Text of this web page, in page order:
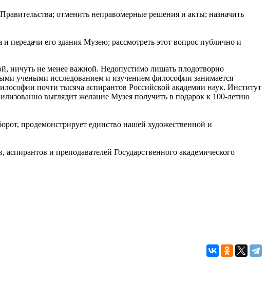
отменить неправомерные решения и акты; назначить
передачи его здания Музею; рассмотреть этот вопрос публично и
ничуть не менее важной. Недопустимо лишать плодотворно
учеными исследованием и изучением философии занимается
почти тысяча аспирантов Российской академии наук. Институт
выглядит желание Музея получить в подарок к 100-летию
продемонстрирует единство нашей художественной и
и преподавателей Государственного академического